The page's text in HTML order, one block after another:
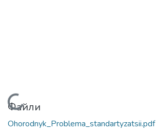
Вантажиться...
Файли
Ohorodnyk_Problema_standartyzatsii.pdf